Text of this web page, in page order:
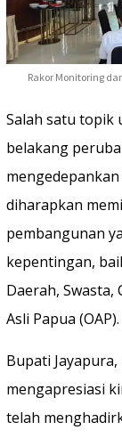
Rakor Monitoring
Salah satu topik
belakang
diharapkan
pembangunan
kepentingan,
Daerah, Swasta,
Asli Papua (OAP).
Bupati
mengapresiasi
telah